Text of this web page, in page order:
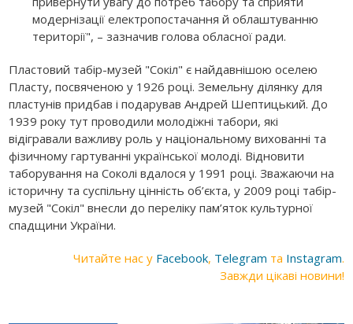
модернізації електропостачання й облаштуванню
території", – зазначив голова обласної ради.
Пластовий табір-музей "Сокіл" є найдавнішою оселею
Пласту, посвяченою у 1926 році. Земельну ділянку для
пластунів придбав і подарував Андрей Шептицький. До
1939 року тут проводили молодіжні табори, які
відігравали важливу роль у національному вихованні та
фізичному гартуванні української молоді. Відновити
таборування на Соколі вдалося у 1991 році. Зважаючи на
історичну та суспільну цінність об’єкта, у 2009 році табір-
музей "Сокіл" внесли до переліку пам’яток культурної
спадщини України.
Читайте нас у Facebook, Telegram та Instagram.
Завжди цікаві новини!